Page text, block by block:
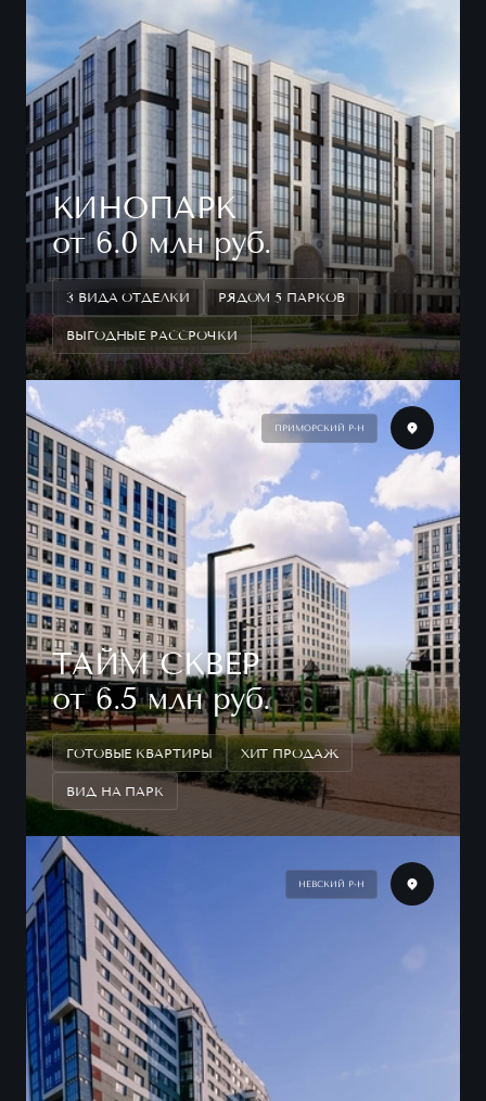
КИНОПАРК
от 6.0 млн руб.
3 ВИДА ОТДЕЛКИ РЯДОМ 5 ПАРКОВ
ВЫГОДНЫЕ РАССРОЧКИ
ПРИМОРСКИЙ Р-Н
ТАЙМ СКВЕР
от 6.5 млн руб.
ГОТОВЫЕ КВАРТИРЫ ХИТ ПРОДАЖ
ВИД НА ПАРК
НЕВСКИЙ Р-Н